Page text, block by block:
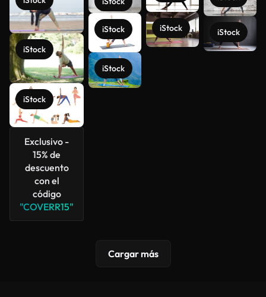
iStock
iStock
Exclusivo -
15% de
descuento
con el
código
"COVERR15"
iStock
iStock
iStock iStock
Cargar más